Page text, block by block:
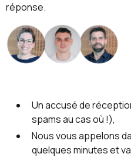
réponse.
Un accusé de
spams au cas où !),
Nous vous appelons
quelques minutes et